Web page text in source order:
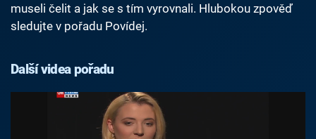
museli čelit a jak se s tím vyrovnali. Hlubokou zpověď
sledujte v pořadu Povídej.
Další videa pořadu